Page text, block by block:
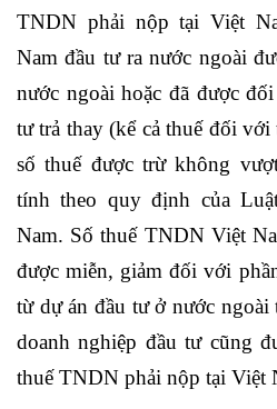
TNDN phải nộp tại Việt
Nam đầu tư ra nước ngoài
nước ngoài hoặc đã được
tư trả thay (kể cả thuế đối
số thuế được trừ không
tính theo quy định của
Nam. Số thuế TNDN Việt
được miễn, giảm đối với
từ dự án đầu tư ở nước ngoài
doanh nghiệp đầu tư cũng
thuế TNDN phải nộp tại Việt